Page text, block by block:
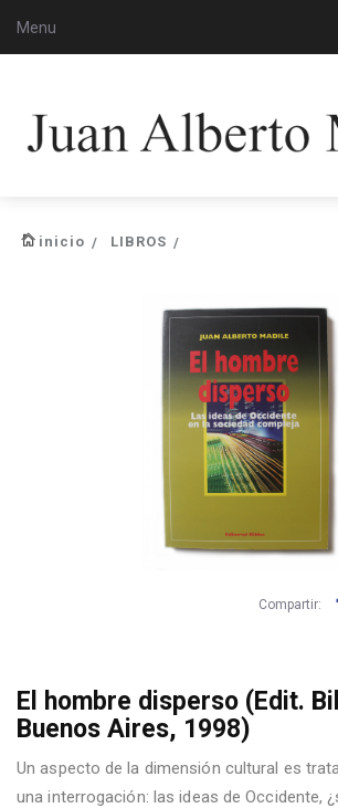
Menu
inicio LIBROS
Compartir:
El hombre disperso (Edit.
Buenos Aires, 1998)
Un aspecto de la dimensión cultural es
una interrogación: las ideas de Occidente,